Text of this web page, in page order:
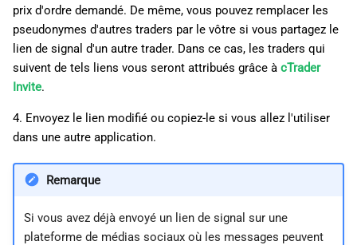
prix d'ordre demandé. De même, vous pouvez remplacer les
pseudonymes d'autres traders par le vôtre si vous partagez le
lien de signal d'un autre trader. Dans ce cas, les traders qui
suivent de tels liens vous seront attribués grâce à cTrader
Invite.
4. Envoyez le lien modifié ou copiez-le si vous allez l'utiliser
dans une autre application.
Remarque
Si vous avez déjà envoyé un lien de signal sur une
plateforme de médias sociaux où les messages peuvent